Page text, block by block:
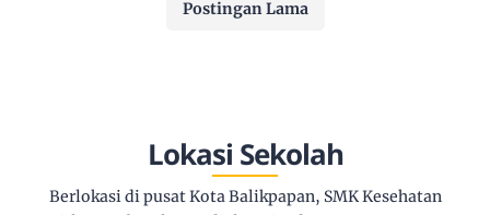
Postingan Lama
Lokasi Sekolah
Berlokasi di pusat Kota Balikpapan, SMK Kesehatan